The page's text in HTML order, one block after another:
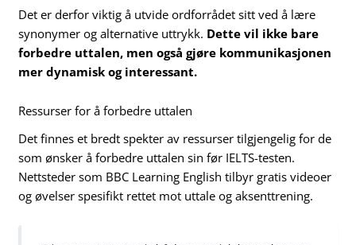
Det er derfor viktig å utvide ordforrådet sitt ved å lære
synonymer og alternative uttrykk. Dette vil ikke bare
forbedre uttalen, men også gjøre kommunikasjonen
mer dynamisk og interessant.
Ressurser for å forbedre uttalen
Det finnes et bredt spekter av ressurser tilgjengelig for de
som ønsker å forbedre uttalen sin før IELTS-testen.
Nettsteder som BBC Learning English tilbyr gratis videoer
og øvelser spesifikt rettet mot uttale og aksenttrening.